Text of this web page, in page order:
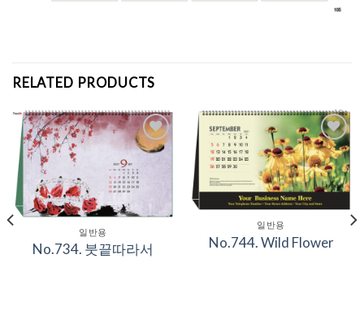
RELATED PRODUCTS
Add to
Wishlist
일반용
No.734. 붓끝따라서
Add to
Wishlist
일반용
No.744. Wild Flower